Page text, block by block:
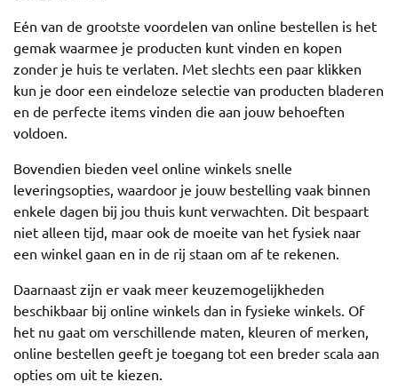
Eén van de grootste voordelen van online bestellen is het
gemak waarmee je producten kunt vinden en kopen
zonder je huis te verlaten. Met slechts een paar klikken
kun je door een eindeloze selectie van producten bladeren
en de perfecte items vinden die aan jouw behoeften
voldoen.
Bovendien bieden veel online winkels snelle
leveringsopties, waardoor je jouw bestelling vaak binnen
enkele dagen bij jou thuis kunt verwachten. Dit bespaart
niet alleen tijd, maar ook de moeite van het fysiek naar
een winkel gaan en in de rij staan om af te rekenen.
Daarnaast zijn er vaak meer keuzemogelijkheden
beschikbaar bij online winkels dan in fysieke winkels. Of
het nu gaat om verschillende maten, kleuren of merken,
online bestellen geeft je toegang tot een breder scala aan
opties om uit te kiezen.